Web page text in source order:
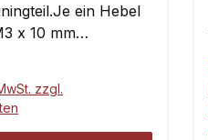
ein Hebel
x 10 mm
Ersatzteil zu
Stück
zzgl.